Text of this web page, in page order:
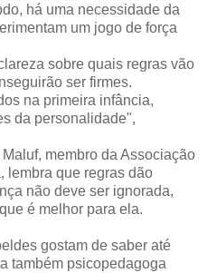
há uma necessidade da
um jogo de força
sobre quais regras vão
ser firmes.
na primeira infância,
da personalidade",
membro da Associação
lembra que regras dão
não deve ser ignorada,
é melhor para ela.
gostam de saber até
também psicopedagoga